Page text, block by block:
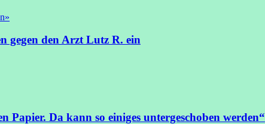
gegen den Arzt Lutz R. ein
Da kann so einiges untergeschoben werden“